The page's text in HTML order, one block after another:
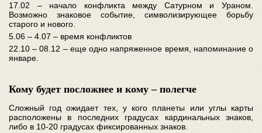
17.02 – начало конфликта между Сатурном и Ураном.
Возможно знаковое событие, символизирующее борьбу
старого и нового.
5.06 – 4.07 – время конфликтов
22.10 – 08.12 – еще одно напряженное время, напоминание о
январе.
Кому будет посложнее и кому – полегче
Сложный год ожидает тех, у кого планеты или углы карты
расположены в последних градусах кардинальных знаков,
либо в 10-20 градусах фиксированных знаков.